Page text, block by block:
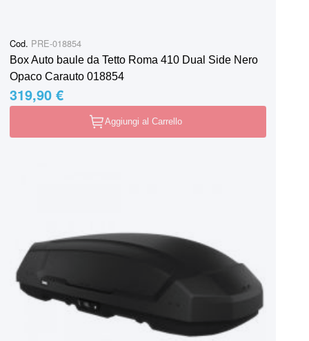
Cod. PRE-018854
Box Auto baule da Tetto Roma 410 Dual Side Nero
Opaco Carauto 018854
319,90 €
Aggiungi al Carrello